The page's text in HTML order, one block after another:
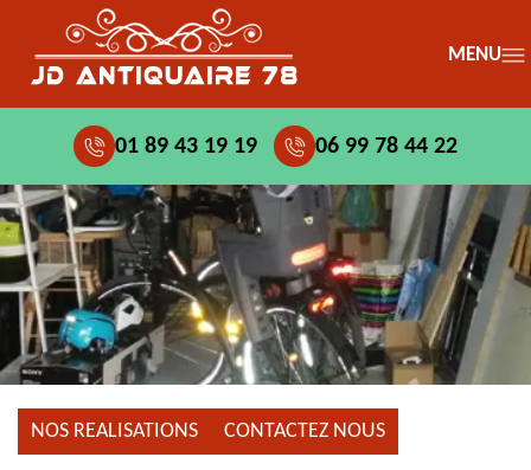
MENU
01 89 43 19 19 06 99 78 44 22
NOS REALISATIONS CONTACTEZ NOUS